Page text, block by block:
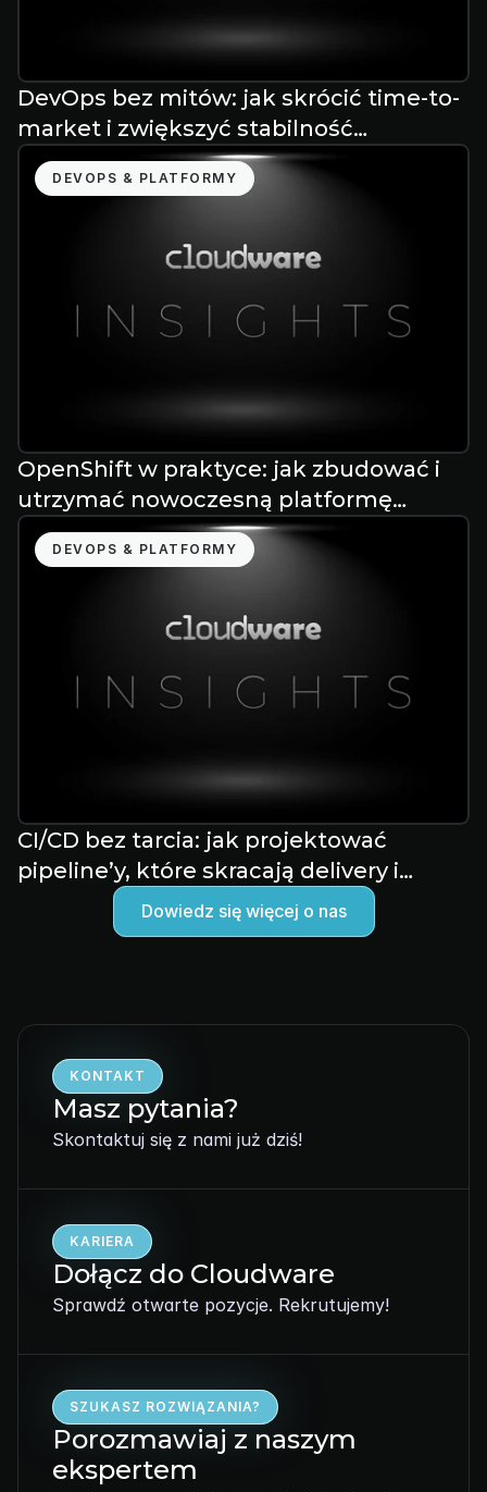
DevOps bez mitów: jak skrócić time-to-
market i zwiększyć stabilność
dostarczania
DEVOPS & PLATFORMY
OpenShift w praktyce: jak zbudować i
utrzymać nowoczesną platformę
aplikacyjną
DEVOPS & PLATFORMY
CI/CD bez tarcia: jak projektować
pipeline’y, które skracają delivery i
zwiększają stabilność
Dowiedz się więcej o nas
KONTAKT
Masz pytania?
Skontaktuj się z nami już dziś!
KARIERA
Dołącz do Cloudware
Sprawdź otwarte pozycje. Rekrutujemy!
SZUKASZ ROZWIĄZANIA?
Porozmawiaj z naszym
ekspertem